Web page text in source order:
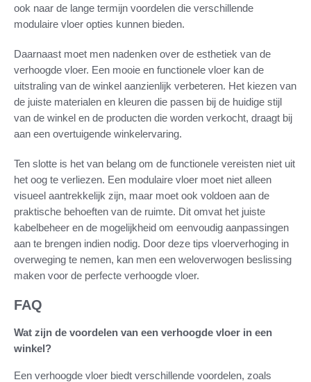
ook naar de lange termijn voordelen die verschillende
modulaire vloer opties kunnen bieden.
Daarnaast moet men nadenken over de esthetiek van de
verhoogde vloer. Een mooie en functionele vloer kan de
uitstraling van de winkel aanzienlijk verbeteren. Het kiezen van
de juiste materialen en kleuren die passen bij de huidige stijl
van de winkel en de producten die worden verkocht, draagt bij
aan een overtuigende winkelervaring.
Ten slotte is het van belang om de functionele vereisten niet uit
het oog te verliezen. Een modulaire vloer moet niet alleen
visueel aantrekkelijk zijn, maar moet ook voldoen aan de
praktische behoeften van de ruimte. Dit omvat het juiste
kabelbeheer en de mogelijkheid om eenvoudig aanpassingen
aan te brengen indien nodig. Door deze tips vloerverhoging in
overweging te nemen, kan men een weloverwogen beslissing
maken voor de perfecte verhoogde vloer.
FAQ
Wat zijn de voordelen van een verhoogde vloer in een
winkel?
Een verhoogde vloer biedt verschillende voordelen, zoals